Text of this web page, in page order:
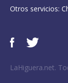
Otros servicios:
LaHiguera.net.